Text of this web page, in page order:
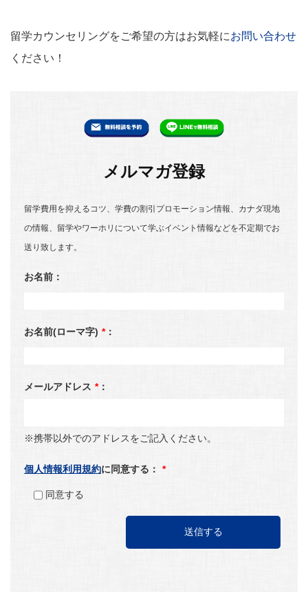
留学カウンセリングをご希望の方はお気軽にお問い合わせ
ください！
メルマガ登録
留学費用を抑えるコツ、学費の割引プロモーション情報、カナダ現地
の情報、留学やワーホリについて学ぶイベント情報などを不定期でお
送り致します。
お名前：
お名前(ローマ字) *：
メールアドレス *：
※携帯以外でのアドレスをご記入ください。
個人情報利用規約に同意する： *
同意する